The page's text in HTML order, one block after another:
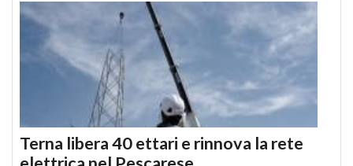
Terna libera 40 ettari e rinnova la rete